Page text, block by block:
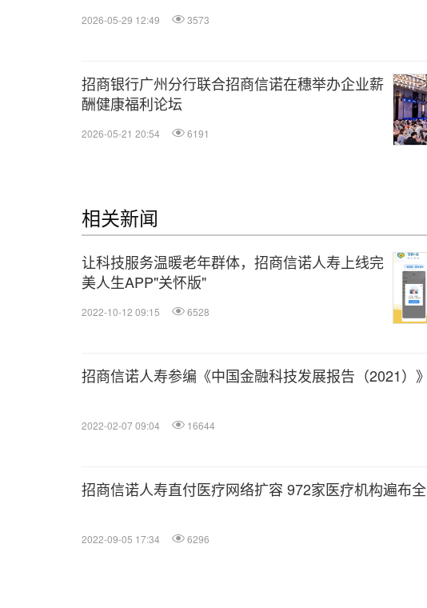
2026-05-29 12:49 3573
招商银行广州分行联合招商信诺在穗举办企业薪
酬健康福利论坛
2026-05-21 20:54 6191
相关新闻
让科技服务温暖老年群体，招商信诺人寿上线完
美人生APP"关怀版"
2022-10-12 09:15 6528
招商信诺人寿参编《中国金融科技发展报告（2021）》
2022-02-07 09:04 16644
招商信诺人寿直付医疗网络扩容 972家医疗机构遍布
2022-09-05 17:34 6296